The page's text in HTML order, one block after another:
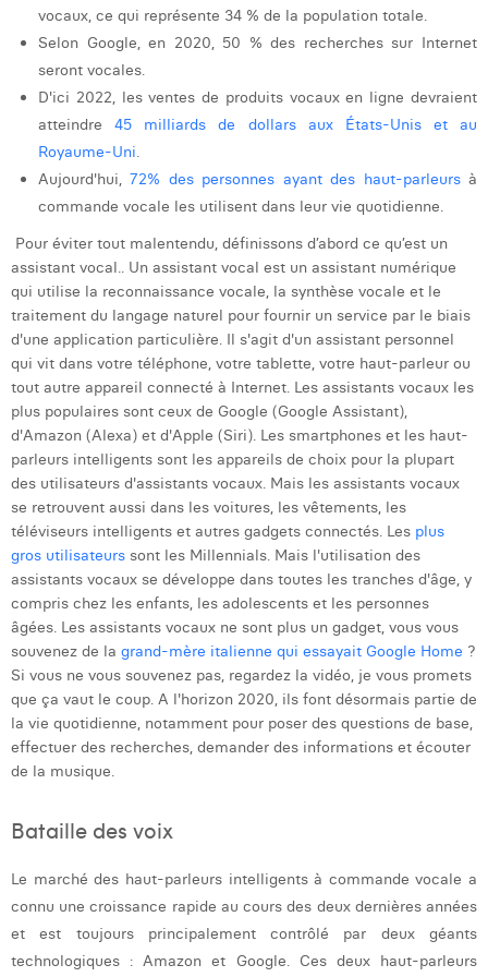
Laura Rooseleer
Laura Verhelst
Lena Pignoloni
Leonard Dierickx
Lisa Protin
Lore Fierens
Lotte Vranckx
Louis Nassogne
Lucas Taels
Manon Houppertz
Margaux Marien
Margaux Snakkers
Mathias Segers
Matthias Langenaeker
Ninon Chevalier
Olivia Lohest
Sebastiaan Reeskamp
Sven Bosschem
Thomas Riis
vocaux, ce qui représente 34 % de la population totale.
Selon Google, en 2020, 50 % des recherches sur Internet
seront vocales.
D'ici 2022, les ventes de produits vocaux en ligne devraient
atteindre45 milliards de dollars aux États-Unis et au
Royaume-Uni.
Aujourd'hui,72% des personnes ayant des haut-parleursà
commande vocale les utilisent dans leur vie quotidienne.
Pour éviter tout malentendu, définissons d’abord ce qu’est un
assistant vocal.. Un assistant vocal est un assistant numérique
qui utilise la reconnaissance vocale, la synthèse vocale et le
traitement du langage naturel pour fournir un service par le biais
d'une application particulière. Il s'agit d'un assistant personnel
qui vit dans votre téléphone, votre tablette, votre haut-parleur ou
tout autre appareil connecté à Internet. Les assistants vocaux les
plus populaires sont ceux de Google (Google Assistant),
d'Amazon (Alexa) et d'Apple (Siri). Les smartphones et les haut-
parleurs intelligents sont les appareils de choix pour la plupart
des utilisateurs d'assistants vocaux. Mais les assistants vocaux
se retrouvent aussi dans les voitures, les vêtements, les
téléviseurs intelligents et autres gadgets connectés. Les plus
gros utilisateurs sont les Millennials. Mais l'utilisation des
assistants vocaux se développe dans toutes les tranches d'âge, y
compris chez les enfants, les adolescents et les personnes
âgées. Les assistants vocaux ne sont plus un gadget, vous vous
souvenez de la grand-mère italienne qui essayait Google Home ?
Si vous ne vous souvenez pas, regardez la vidéo, je vous promets
que ça vaut le coup. A l'horizon 2020, ils font désormais partie de
la vie quotidienne, notamment pour poser des questions de base,
effectuer des recherches, demander des informations et écouter
de la musique.
Bataille des voix
Le marché des haut-parleurs intelligents à commande vocale a
connu une croissance rapide au cours des deux dernières années
et est toujours principalement contrôlé par deux géants
technologiques : Amazon et Google. Ces deux haut-parleurs